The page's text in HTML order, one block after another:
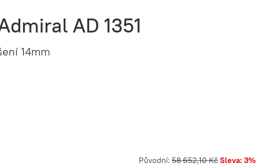
AD 1351
14mm
Původní: 58 652,10 Kč Sleva: 3%